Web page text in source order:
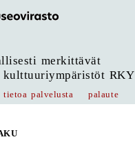
merkittävät
kulttuuriympäristöt RKY
tietoa palvelusta palaute